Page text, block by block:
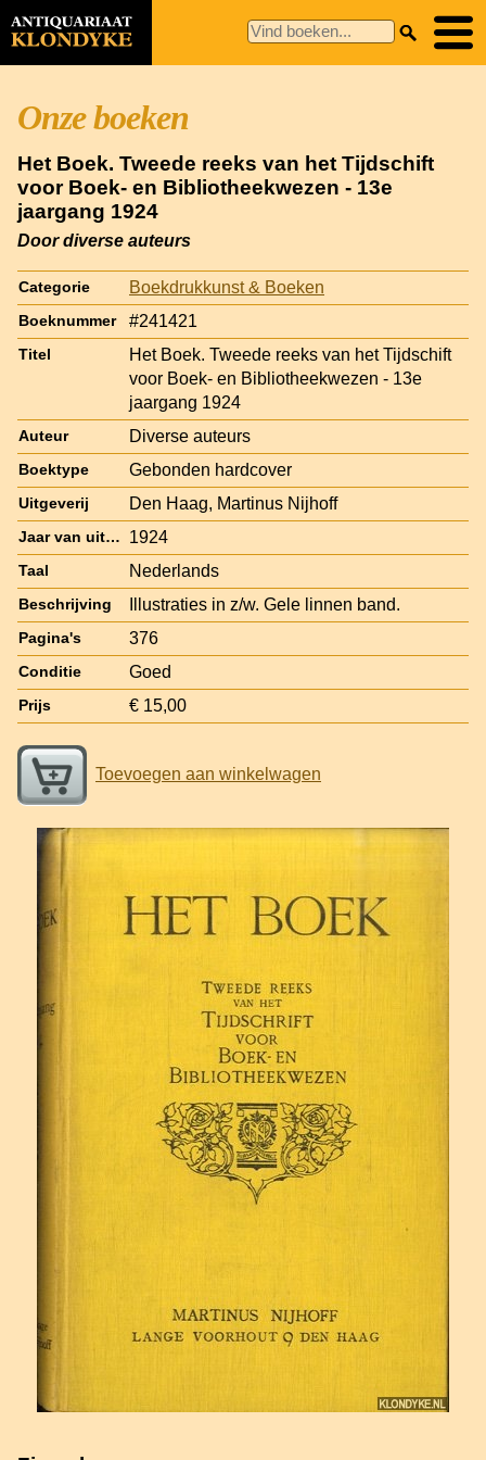
Onze boeken
Het Boek. Tweede reeks van het Tijdschift
voor Boek- en Bibliotheekwezen - 13e
jaargang 1924
Door diverse auteurs
Categorie Boekdrukkunst & Boeken
Boeknummer #241421
Titel
Het Boek. Tweede reeks van het Tijdschift
voor Boek- en Bibliotheekwezen - 13e
jaargang 1924
Auteur Diverse auteurs
Boektype Gebonden hardcover
Uitgeverij Den Haag, Martinus Nijhoff
Jaar van uitgave 1924
Taal Nederlands
Beschrijving Illustraties in z/w. Gele linnen band.
Pagina's 376
Conditie Goed
Prijs € 15,00
Toevoegen aan winkelwagen